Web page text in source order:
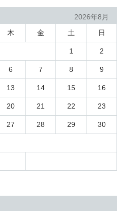
2026年8月
木 金 土 日
1 2
6 7 8 9
13 14 15 16
20 21 22 23
27 28 29 30